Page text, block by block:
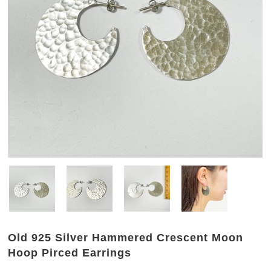
Old 925 Silver Hammered Crescent Moon
Hoop Pirced Earrings